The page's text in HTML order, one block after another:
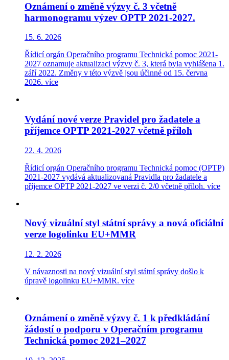
Oznámení o změně výzvy č. 3 včetně
harmonogramu výzev OPTP 2021-2027.
15. 6. 2026
Řídicí orgán Operačního programu Technická pomoc 2021-
2027 oznamuje aktualizaci výzvy č. 3, která byla vyhlášena 1.
září 2022. Změny v této výzvě jsou účinné od 15. června
2026. více
Vydání nové verze Pravidel pro žadatele a
příjemce OPTP 2021-2027 včetně příloh
22. 4. 2026
Řídicí orgán Operačního programu Technická pomoc (OPTP)
2021-2027 vydává aktualizovaná Pravidla pro žadatele a
příjemce OPTP 2021-2027 ve verzi č. 2/0 včetně příloh. více
Nový vizuální styl státní správy a nová oficiální
verze logolinku EU+MMR
12. 2. 2026
V návaznosti na nový vizuální styl státní správy došlo k
úpravě logolinku EU+MMR. více
Oznámení o změně výzvy č. 1 k předkládání
žádostí o podporu v Operačním programu
Technická pomoc 2021–2027